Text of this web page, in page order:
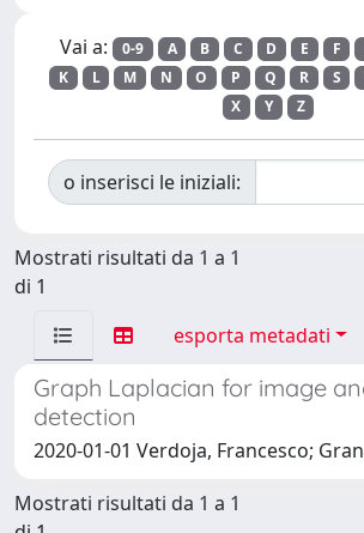
Vai a: 0-9 A B C D E F
K
L M N O P Q R S
X
Y Z
o inserisci le iniziali:
Mostrati risultati da 1 a 1
di 1
esporta metadati
Graph Laplacian for image
detection
2020-01-01 Verdoja, Francesco;
Mostrati risultati da 1 a 1